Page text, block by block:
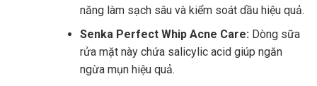
năng làm sạch sâu và kiểm soát dầu hiệu quả.
Senka Perfect Whip Acne Care: Dòng sữa
rửa mặt này chứa salicylic acid giúp ngăn
ngừa mụn hiệu quả.